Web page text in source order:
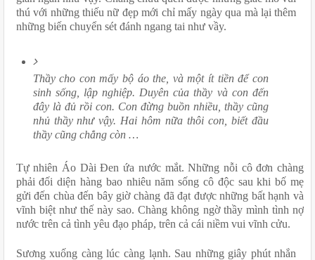
thú với những thiếu nữ đẹp mới chỉ mấy ngày qua mà lại thêm
những biến chuyển sét đánh ngang tai như vầy.
Thầy cho con mấy bộ áo the, và một ít tiền để con
sinh sống, lập nghiệp. Duyên của thầy và con đến
đây là đủ rồi con. Con đừng buồn nhiều, thầy cũng
nhủ thầy như vậy. Hai hôm nữa thôi con, biết đầu
thầy cũng chẳng còn …
Tự nhiên Áo Dài Đen ứa nước mắt. Những nỗi cô đơn chàng
phải đối diện hàng bao nhiêu năm sống cô độc sau khi bố mẹ
gửi đến chùa đến bây giờ chàng đã đạt được những bất hạnh và
vĩnh biệt như thế này sao. Chàng không ngờ thầy mình tình nợ
nước trên cả tình yêu đạo pháp, trên cả cái niềm vui vĩnh cửu.
Sương xuống càng lúc càng lạnh. Sau những giây phút nhắn